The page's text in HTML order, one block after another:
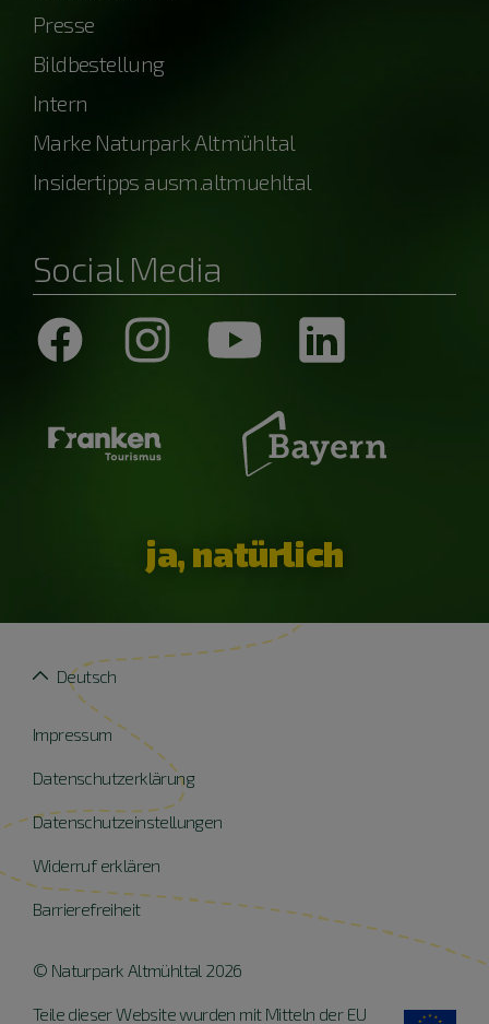
Presse
Bildbestellung
Intern
Marke Naturpark Altmühltal
Insidertipps ausm.altmuehltal
Social Media
ja, natürlich
Impressum
Datenschutzerklärung
Datenschutzeinstellungen
Widerruf erklären
Barrierefreiheit
Deutsch
© Naturpark Altmühltal 2026
Teile dieser Website wurden mit Mitteln der EU